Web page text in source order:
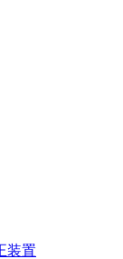
装置